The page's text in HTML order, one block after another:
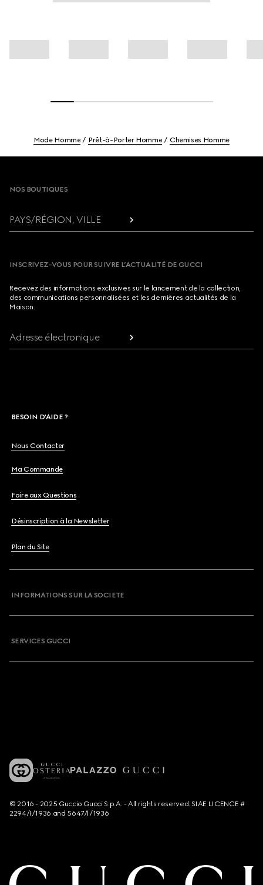
Mode Homme Prêt-à-Porter Homme Chemises Homme
NOS BOUTIQUES
PAYS/RÉGION, VILLE
INSCRIVEZ-VOUS POUR SUIVRE L’ACTUALITÉ DE GUCCI
Recevez des informations exclusives sur le lancement de la collection,
des communications personnalisées et les dernières actualités de la
Maison.
Adresse électronique
BESOIN D'AIDE ?
Nous Contacter
Ma Commande
Foire aux Questions
Désinscription à la Newsletter
Plan du Site
INFORMATIONS SUR LA SOCIETE
SERVICES GUCCI
© 2016 - 2025 Guccio Gucci S.p.A. - All rights reserved. SIAE LICENCE #
2294/I/1936 and 5647/I/1936